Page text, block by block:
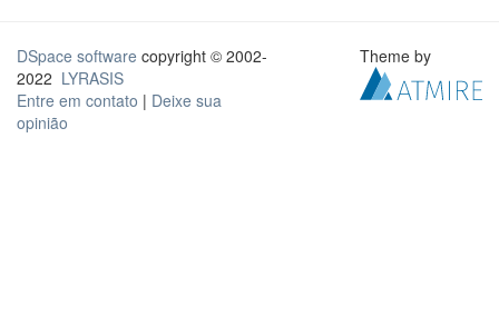
DSpace software copyright © 2002-
2022 LYRASIS
Entre em contato | Deixe sua
opinião
Theme by